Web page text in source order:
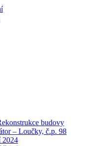
budovy
– Loučky, č.p. 98
2024